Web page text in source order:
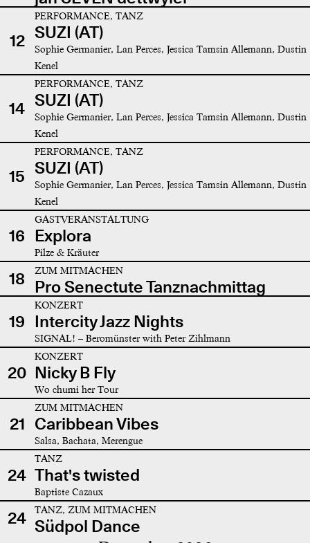
12
PERFORMANCE, TANZ
SUZI (AT)
Sophie Germanier, Lan Perces, Jessica Tamsin Allemann, Dustin
Kenel
14
PERFORMANCE, TANZ
SUZI (AT)
Sophie Germanier, Lan Perces, Jessica Tamsin Allemann, Dustin
Kenel
15
PERFORMANCE, TANZ
SUZI (AT)
Sophie Germanier, Lan Perces, Jessica Tamsin Allemann, Dustin
Kenel
16
GASTVERANSTALTUNG
Explora
Pilze & Kräuter
18 ZUM MITMACHEN
Pro Senectute Tanznachmittag
19
KONZERT
Intercity Jazz Nights
SIGNAL! – Beromünster with Peter Zihlmann
20
KONZERT
Nicky B Fly
Wo chumi her Tour
21
ZUM MITMACHEN
Caribbean Vibes
Salsa, Bachata, Merengue
24
TANZ
That's twisted
Baptiste Cazaux
24 TANZ, ZUM MITMACHEN
Südpol Dance